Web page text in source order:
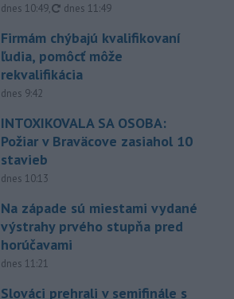
dnes 10:49, aktualizované
dnes 11:49
Firmám chýbajú kvalifikovaní
ľudia, pomôcť môže
rekvalifikácia
dnes 9:42
INTOXIKOVALA SA OSOBA:
Požiar v Braväcove zasiahol 10
stavieb
dnes 10:13
Na západe sú miestami vydané
výstrahy prvého stupňa pred
horúčavami
dnes 11:21
Slováci prehrali v semifinále s